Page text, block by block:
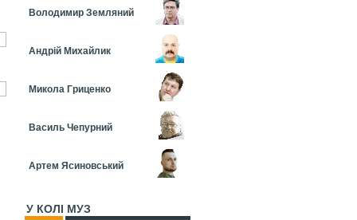
Володимир Земляний
Андрій Михайлик
Микола Гриценко
Василь Чепурний
Артем Ясиновський
У КОЛІ МУЗ